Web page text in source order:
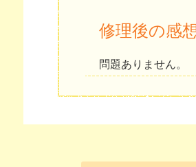
修理後の感
問題ありません。